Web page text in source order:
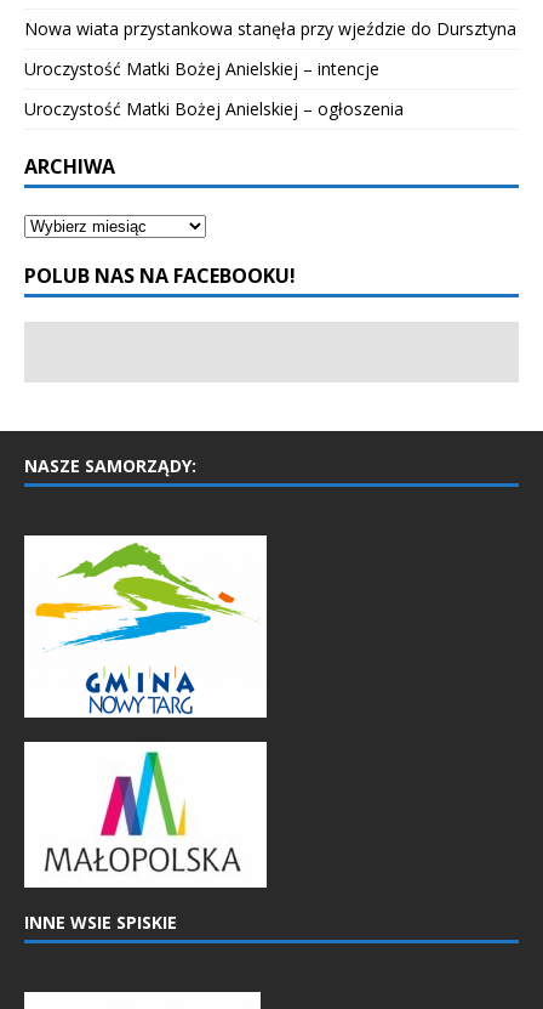
Nowa wiata przystankowa stanęła przy wjeździe do Dursztyna
Uroczystość Matki Bożej Anielskiej – intencje
Uroczystość Matki Bożej Anielskiej – ogłoszenia
ARCHIWA
POLUB NAS NA FACEBOOKU!
NASZE SAMORZĄDY:
INNE WSIE SPISKIE